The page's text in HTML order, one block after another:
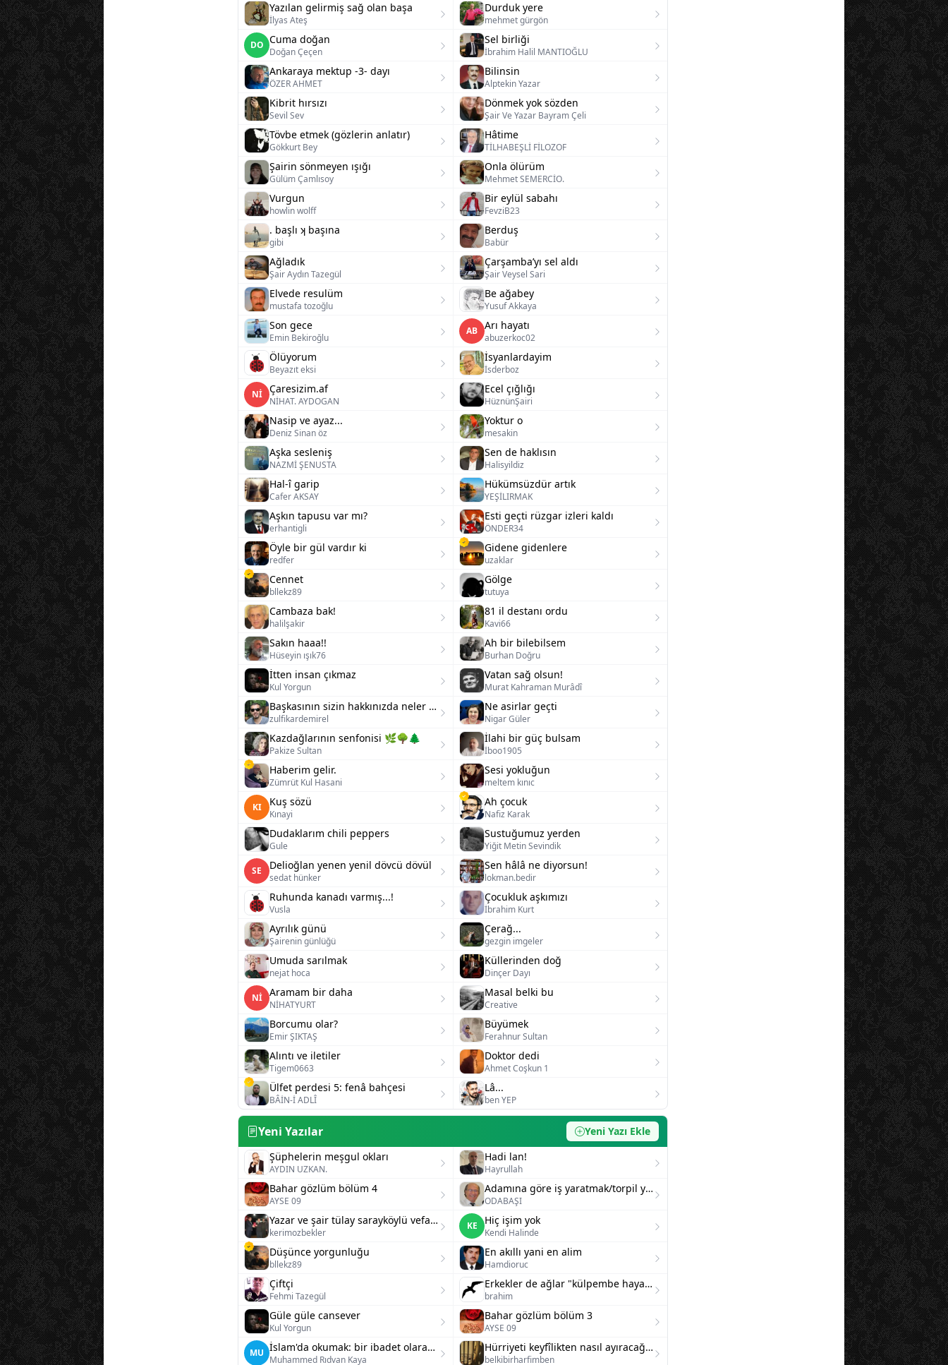
Yazılan gelirmiş sağ olan başa
İlyas Ateş
DO Cuma doğan
Doğan Çeçen
Ankaraya mektup -3- dayı
ÖZER AHMET
Kibrit hırsızı
Sevil Sev
Tövbe etmek (gözlerin anlatır)
Gökkurt Bey
Şairin sönmeyen ışığı
Gülüm Çamlısoy
Vurgun
howlin wolff
. başlı ʞ başına
gibi
Ağladık
Şair Aydın Tazegül
Elvede resulüm
mustafa tozoğlu
Son gece
Emin Bekiroğlu
Ölüyorum
Beyazıt eksi
Nİ Çaresizim.af
NİHAT. AYDOGAN
Nasip ve ayaz...
Deniz Sinan öz
Aşka sesleniş
NAZMİ ŞENUSTA
Hal-î garip
Cafer AKSAY
Aşkın tapusu var mı?
erhantigli
Öyle bir gül vardır ki
redfer
Cennet
bllekz89
Cambaza bak!
halilşakir
Sakın haaa!!
Hüseyin ışık76
İtten insan çıkmaz
Kul Yorgun
Başkasının sizin hakkınızda neler düşündüğünü düşünerek yaşarsanız
zulfikardemirel
Kazdağlarının senfonisi 🌿🌳🌲
Pakize Sultan
Haberim gelir.
Zümrüt Kul Hasani
KI Kuş sözü
Kınayi
Dudaklarım chili peppers
Gule
SE Delioğlan yenen yenil dövcü dövül
sedat hünker
Ruhunda kanadı varmış...!
Vusla
Ayrılık günü
Şairenin günlüğü
Umuda sarılmak
nejat hoca
Nİ Aramam bir daha
NİHATYURT
Borcumu olar?
Emir ŞIKTAŞ
Alıntı ve iletiler
Tigem0663
Ülfet perdesi 5: fenâ bahçesi
BÂİN-İ ADLÎ
Durduk yere
mehmet gürgön
Sel birliği
İbrahim Halil MANTIOĞLU
Bilinsin
Alptekin Yazar
Dönmek yok sözden
Şair Ve Yazar Bayram Çeli
Hâtime
TİLHABEŞLİ FİLOZOF
Onla ölürüm
Mehmet SEMERCİO.
Bir eylül sabahı
FevziB23
Berduş
Babür
Çarşamba’yı sel aldı
Şair Veysel Sari
Be ağabey
Yusuf Akkaya
AB Arı hayatı
abuzerkoc02
İsyanlardayim
İsderboz
Ecel çığlığı
HüznünŞairi
Yoktur o
mesakin
Sen de haklısın
Halisyildiz
Hükümsüzdür artık
YEŞİLIRMAK
Esti geçti rüzgar izleri kaldı
ÖNDER34
Gidene gidenlere
uzaklar
Gölge
tutuya
81 il destanı ordu
Kavi66
Ah bir bilebilsem
Burhan Doğru
Vatan sağ olsun!
Murat Kahraman Murâdî
Ne asirlar geçti
Nigar Güler
İlahi bir güç bulsam
İboo1905
Sesi yokluğun
meltem kınıc
Ah çocuk
Nafiz Karak
Sustuğumuz yerden
Yiğit Metin Sevindik
Sen hâlâ ne diyorsun!
lokman.bedir
Çocukluk aşkımızı
İbrahim Kurt
Çerağ...
gezgin imgeler
Küllerinden doğ
Dinçer Dayı
Masal belki bu
Creative
Büyümek
Ferahnur Sultan
Doktor dedi
Ahmet Coşkun 1
Lâ...
ben YEP
Yeni Yazılar
Yeni Yazı Ekle
Şüphelerin meşgul okları
AYDIN UZKAN.
Bahar gözlüm bölüm 4
AYSE 09
Yazar ve şair tülay sarayköylü vefat etti...
kerimozbekler
Düşünce yorgunluğu
bllekz89
Çiftçi
Fehmi Tazegül
Güle güle cansever
Kul Yorgun
MU İslam'da okumak: bir ibadet olarak ilim ve bilginin temel önemi
Muhammed Rıdvan Kaya
Hadi lan!
Hayrullah
Adamına göre iş yaratmak/torpil yapmak
ODABAŞI
KE Hiç işim yok
Kendi Halinde
En akıllı yani en alim
Hamdioruc
Erkekler de ağlar "külpembe hayatlar"
brahim
Bahar gözlüm bölüm 3
AYSE 09
Hürriyeti keyfîlikten nasıl ayıracağız?
belkibirharfimben